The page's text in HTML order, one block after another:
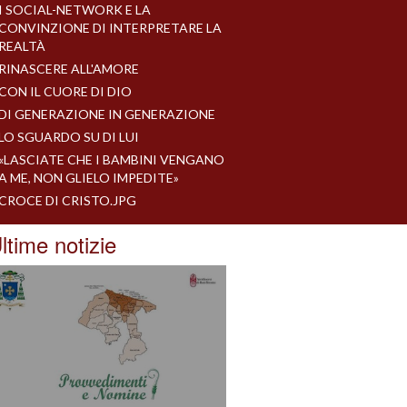
SOCIAL-NETWORK E LA
DI INTERPRETARE LA
ALL'AMORE
IL CUORE DI DIO
GENERAZIONE IN GENERAZIONE
SGUARDO SU DI LUI
CHE I BAMBINI VENGANO
ME, NON GLIELO IMPEDITE»
DI CRISTO.JPG
notizie